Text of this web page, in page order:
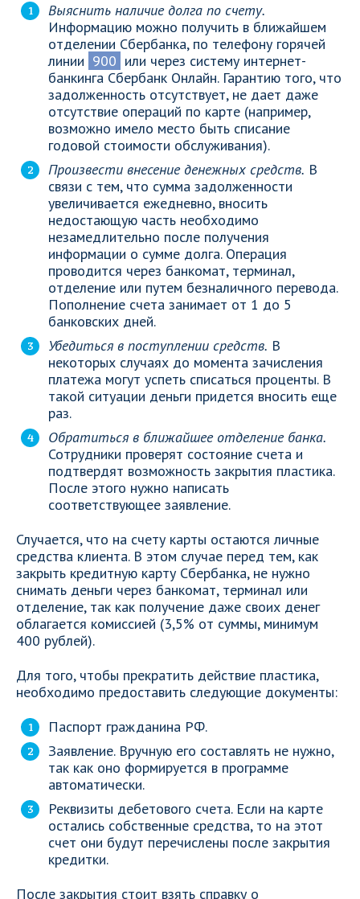
Выяснить наличие долга по счету.
Информацию можно получить в ближайшем
отделении Сбербанка, по телефону горячей
линии 900 или через систему интернет-
банкинга Сбербанк Онлайн. Гарантию того, что
задолженность отсутствует, не дает даже
отсутствие операций по карте (например,
возможно имело место быть списание
годовой стоимости обслуживания).
Произвести внесение денежных средств. В
связи с тем, что сумма задолженности
увеличивается ежедневно, вносить
недостающую часть необходимо
незамедлительно после получения
информации о сумме долга. Операция
проводится через банкомат, терминал,
отделение или путем безналичного перевода.
Пополнение счета занимает от 1 до 5
банковских дней.
Убедиться в поступлении средств. В
некоторых случаях до момента зачисления
платежа могут успеть списаться проценты. В
такой ситуации деньги придется вносить еще
раз.
Обратиться в ближайшее отделение банка.
Сотрудники проверят состояние счета и
подтвердят возможность закрытия пластика.
После этого нужно написать
соответствующее заявление.
Случается, что на счету карты остаются личные
средства клиента. В этом случае перед тем, как
закрыть кредитную карту Сбербанка, не нужно
снимать деньги через банкомат, терминал или
отделение, так как получение даже своих денег
облагается комиссией (3,5% от суммы, минимум
400 рублей).
Для того, чтобы прекратить действие пластика,
необходимо предоставить следующие документы:
Паспорт гражданина РФ.
Заявление. Вручную его составлять не нужно,
так как оно формируется в программе
автоматически.
Реквизиты дебетового счета. Если на карте
остались собственные средства, то на этот
счет они будут перечислены после закрытия
кредитки.
После закрытия стоит взять справку о